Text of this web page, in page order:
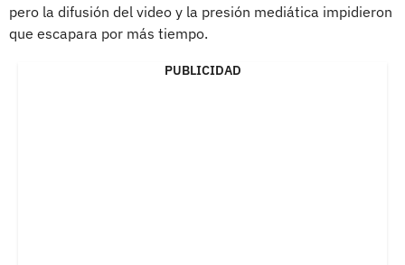
pero la difusión del video y la presión mediática impidieron
que escapara por más tiempo.
PUBLICIDAD